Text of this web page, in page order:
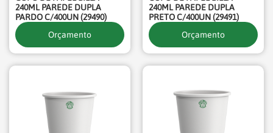
240ML PAREDE DUPLA
PARDO C/400UN (29490)
Orçamento
240ML PAREDE DUPLA
PRETO C/400UN (29491)
Orçamento